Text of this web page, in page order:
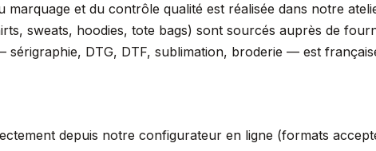
marquage et du contrôle qualité est réalisée dans notre
sweats, hoodies, tote bags) sont sourcés auprès de
DTG, DTF, sublimation, broderie — est
depuis notre configurateur en ligne (formats